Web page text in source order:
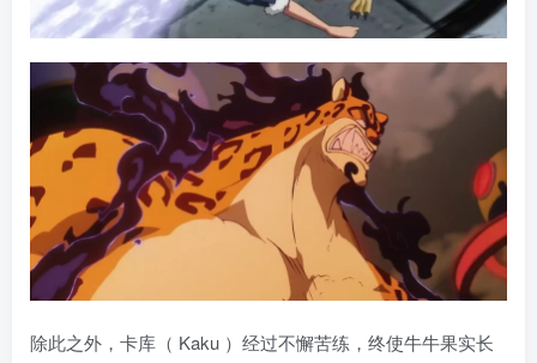
除此之外，卡库（ Kaku ）经过不懈苦练，终使牛牛果实长